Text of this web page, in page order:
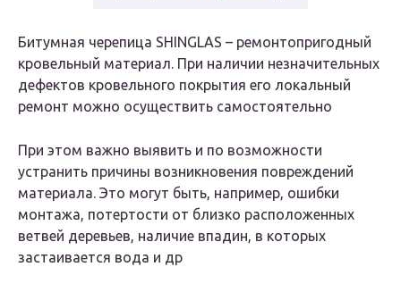
Битумная черепица SHINGLAS – ремонтопригодный
кровельный материал. При наличии незначительных
дефектов кровельного покрытия его локальный
ремонт можно осуществить самостоятельно
При этом важно выявить и по возможности
устранить причины возникновения повреждений
материала. Это могут быть, например, ошибки
монтажа, потертости от близко расположенных
ветвей деревьев, наличие впадин, в которых
застаивается вода и др